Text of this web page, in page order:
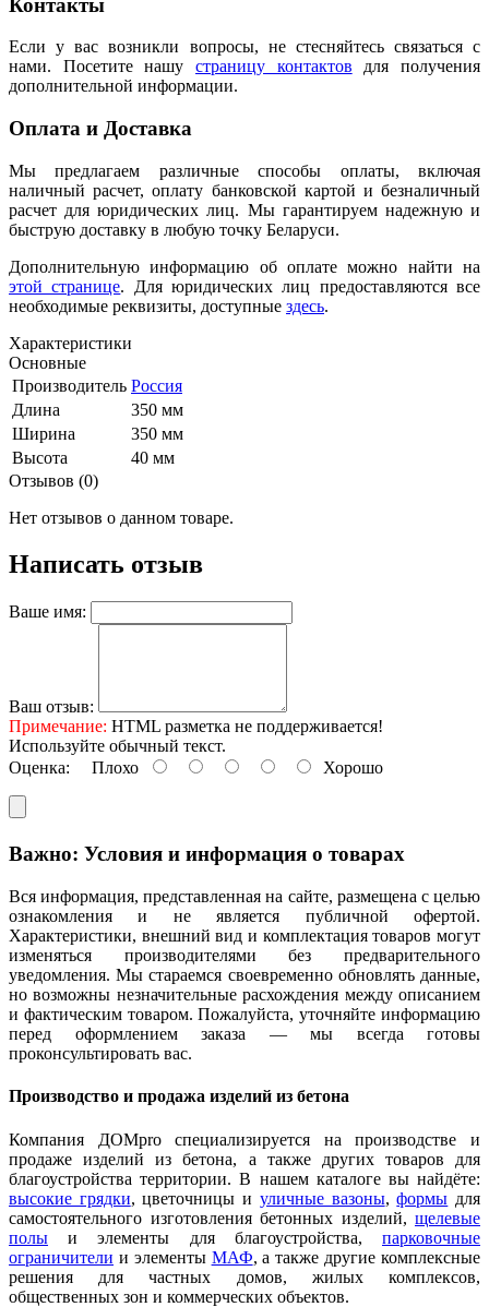
Если у вас возникли вопросы, не стесняйтесь связаться с
нами. Посетите нашу страницу контактов для получения
дополнительной информации.
Оплата и Доставка
Мы предлагаем различные способы оплаты, включая
наличный расчет, оплату банковской картой и безналичный
расчет для юридических лиц. Мы гарантируем надежную и
быструю доставку в любую точку Беларуси.
Дополнительную информацию об оплате можно найти на
этой странице. Для юридических лиц предоставляются все
необходимые реквизиты, доступные здесь.
Характеристики
Основные
Производитель Россия
Длина
350 мм
Ширина
350 мм
Высота
40 мм
Отзывов (0)
Нет отзывов о данном товаре.
Написать отзыв
Ваше имя:
Ваш отзыв:
Примечание: HTML разметка не поддерживается!
Используйте обычный текст.
Оценка: Плохо Хорошо
Важно: Условия и информация о товарах
Вся информация, представленная на сайте, размещена с целью
ознакомления и не является публичной офертой.
Характеристики, внешний вид и комплектация товаров могут
изменяться производителями без предварительного
уведомления. Мы стараемся своевременно обновлять данные,
но возможны незначительные расхождения между описанием
и фактическим товаром. Пожалуйста, уточняйте информацию
перед оформлением заказа — мы всегда готовы
проконсультировать вас.
Производство и продажа изделий из бетона
Компания ДОМpro специализируется на производстве и
продаже изделий из бетона, а также других товаров для
благоустройства территории. В нашем каталоге вы найдёте:
высокие грядки, цветочницы и уличные вазоны,формы для
самостоятельного изготовления бетонных изделий, щелевые
полы и элементы для благоустройства, парковочные
ограничители и элементы МАФ, а также другие комплексные
решения для частных домов, жилых комплексов,
общественных зон и коммерческих объектов.